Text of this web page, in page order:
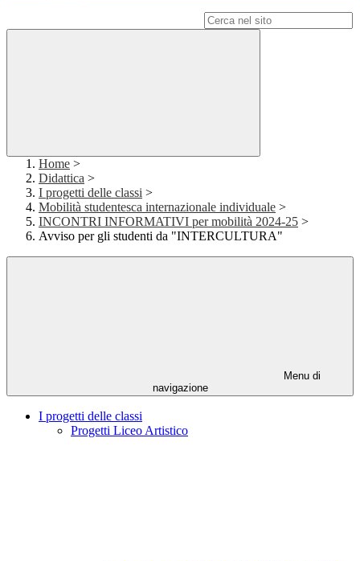
Home >
Didattica >
I progetti delle classi >
Mobilità studentesca internazionale individuale >
INCONTRI INFORMATIVI per mobilità 2024-25 >
Avviso per gli studenti da "INTERCULTURA"
Menu di
navigazione
I progetti delle classi
Progetti Liceo Artistico